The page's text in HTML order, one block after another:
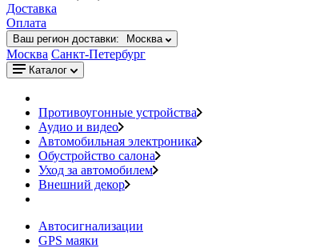
Доставка
Оплата
Ваш регион доставки: Москва
Москва Санкт-Петербург
Каталог
Противоугонные устройства
Аудио и видео
Автомобильная электроника
Обустройство салона
Уход за автомобилем
Внешний декор
Автосигнализации
GPS маяки